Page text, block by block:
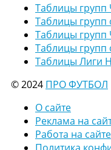
Таблицы
Таблицы
Таблицы групп
Таблицы групп
Таблицы Лиги
© 2024 ПРО ФУТБОЛ
О сайте
Реклама на
Работа на сайте